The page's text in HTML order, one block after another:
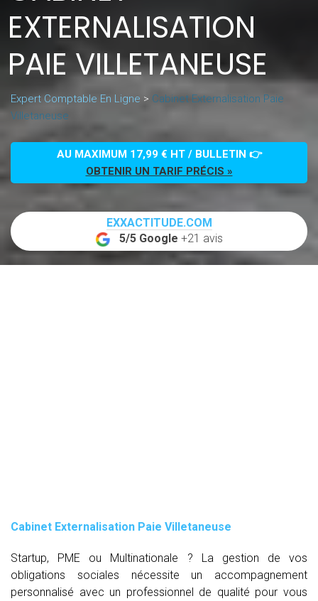
EXTERNALISATION
PAIE VILLETANEUSE
Expert Comptable En Ligne > Cabinet Externalisation Paie
Villetaneuse
AU MAXIMUM 17,99 € HT / BULLETIN 👉
OBTENIR UN TARIF PRÉCIS »
EXXACTITUDE.COM
5/5 Google +21 avis
Cabinet Externalisation Paie Villetaneuse
Startup, PME ou Multinationale ? La gestion de vos
obligations sociales nécessite un accompagnement
personnalisé avec un professionnel de qualité pour vous